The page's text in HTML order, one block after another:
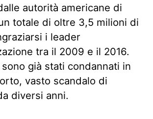
autorità americane di
totale di oltre 3,5 milioni di
i leader
tra il 2009 e il 2016.
già stati condannati in
vasto scandalo di
diversi anni.